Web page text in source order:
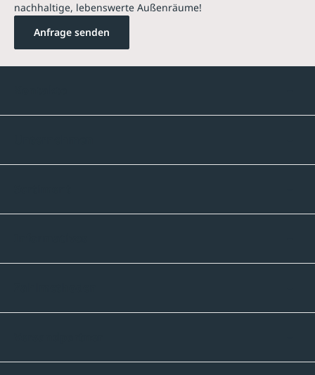
nachhaltige, lebenswerte Außenräume!
Anfrage senden